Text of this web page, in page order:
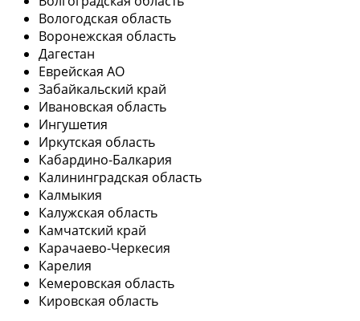
Вологодская область
Воронежская область
Дагестан
Еврейская АО
Забайкальский край
Ивановская область
Ингушетия
Иркутская область
Кабардино-Балкария
Калининградская область
Калмыкия
Калужская область
Камчатский край
Карачаево-Черкесия
Карелия
Кемеровская область
Кировская область